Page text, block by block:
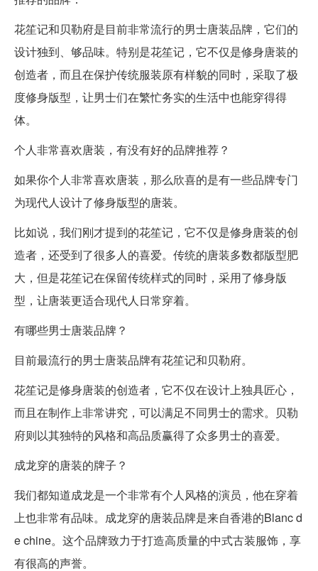
花笙记和贝勒府是目前非常流行的男士唐装品牌，它们的
设计独到、够品味。特别是花笙记，它不仅是修身唐装的
创造者，而且在保护传统服装原有样貌的同时，采取了极
度修身版型，让男士们在繁忙务实的生活中也能穿得得
体。
个人非常喜欢唐装，有没有好的品牌推荐？
如果你个人非常喜欢唐装，那么欣喜的是有一些品牌专门
为现代人设计了修身版型的唐装。
比如说，我们刚才提到的花笙记，它不仅是修身唐装的创
造者，还受到了很多人的喜爱。传统的唐装多数都版型肥
大，但是花笙记在保留传统样式的同时，采用了修身版
型，让唐装更适合现代人日常穿着。
有哪些男士唐装品牌？
目前最流行的男士唐装品牌有花笙记和贝勒府。
花笙记是修身唐装的创造者，它不仅在设计上独具匠心，
而且在制作上非常讲究，可以满足不同男士的需求。贝勒
府则以其独特的风格和高品质赢得了众多男士的喜爱。
成龙穿的唐装的牌子？
我们都知道成龙是一个非常有个人风格的演员，他在穿着
上也非常有品味。成龙穿的唐装品牌是来自香港的Blanc d
e chine。这个品牌致力于打造高质量的中式古装服饰，享
有很高的声誉。